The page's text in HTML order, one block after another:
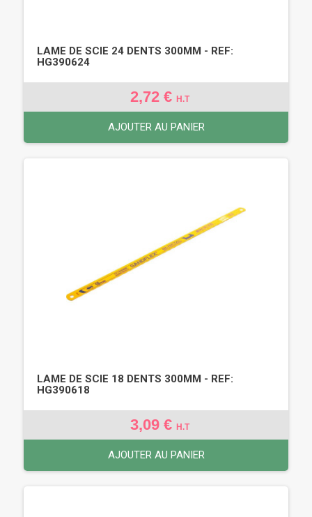
LAME DE SCIE 24 DENTS 300MM - REF:
HG390624
2,72 € H.T
AJOUTER AU PANIER
LAME DE SCIE 18 DENTS 300MM - REF:
HG390618
3,09 € H.T
AJOUTER AU PANIER